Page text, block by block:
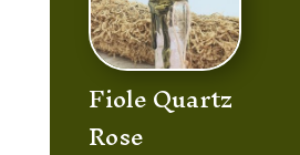
Fiole Quartz
Rose